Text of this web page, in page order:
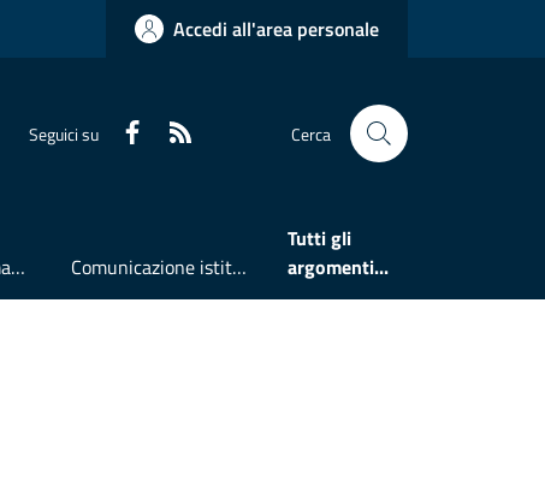
Accedi all'area personale
Seguici su Faceboook Cerca
Accesso all'informazione Comunicazione istituzionale
Tutti gli
argomenti...